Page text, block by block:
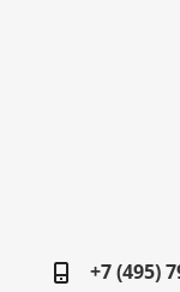
+7 (495)